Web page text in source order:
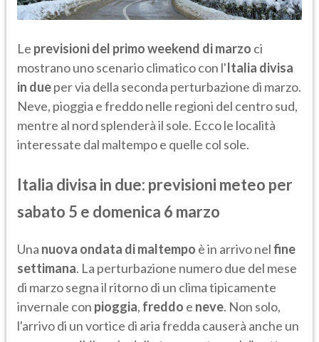
Le previsioni del primo weekend di marzo ci
mostrano uno scenario climatico con l'Italia divisa
in dueper via della seconda perturbazione di marzo.
Neve, pioggia e freddo nelle regioni del centro sud,
mentre al nord splenderà il sole. Ecco le località
interessate dal maltempo e quelle col sole.
Italia divisa in due: previsioni meteo per
sabato 5 e domenica 6 marzo
Una nuova ondata di maltempo è in arrivo nelfine
settimana. La perturbazione numero due del mese
di marzo segna il ritorno di un clima tipicamente
invernale con pioggia, freddo e neve. Non solo,
l'arrivo di un vortice di aria fredda causerà anche un